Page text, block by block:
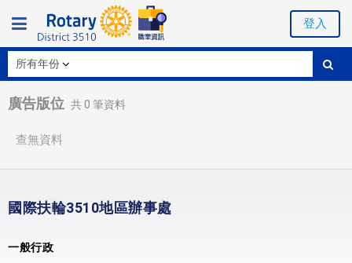
登入
廣告版位 共0 筆資料
查無資料
國際扶輪3510地區辦事處
一般行政